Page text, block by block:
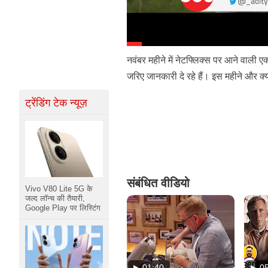
नवंबर महीने में नेटफ्लिक्स पर आने वाली
जरिए जानकारी दे रहे हैं। इस महीने और
संबंधित वीडियो
ट्रेंडिंग टेक न्यूज़
Vivo V80 Lite 5G के
जल्द लॉन्च की तैयारी,
Google Play पर लिस्टिंग